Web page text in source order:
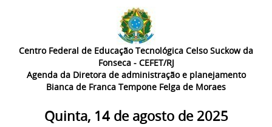
Centro Federal de Educação Tecnológica Celso Suckow da
Fonseca - CEFET/RJ
Agenda da Diretora de administração e planejamento
Bianca de Franca Tempone Felga de Moraes
Quinta, 14 de agosto de 2025